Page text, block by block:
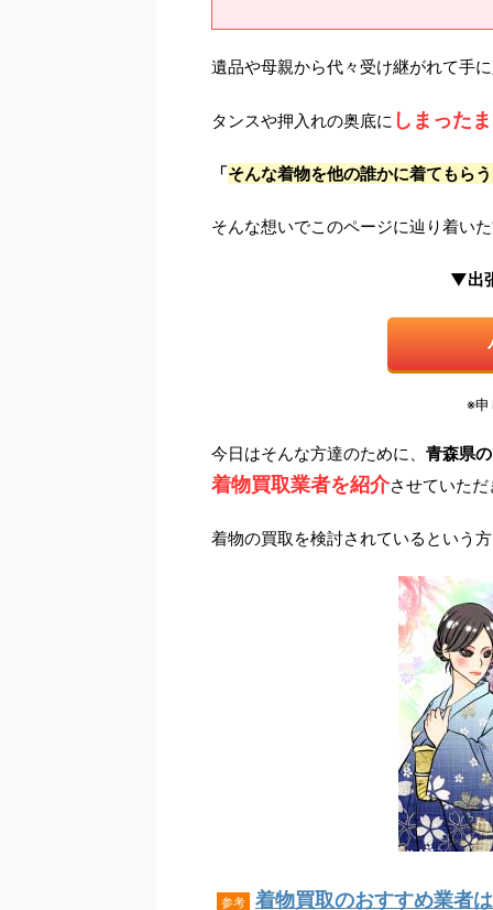
遺品や母親から代々受け継がれて手
タンスや押入れの奥底に しまった
「そんな着物を他の誰かに着てもら
そんな想いでこのページに辿り着い
▼出
※申
今日はそんな方達のために、 青森県
着物買取業者を紹介させていた
着物の買取を検討されているという
参考 着物買取のおすすめ業者